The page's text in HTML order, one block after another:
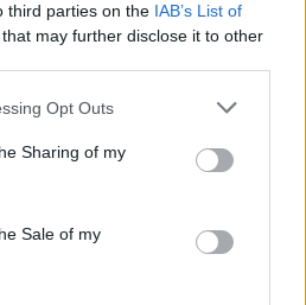
third parties on the IAB’s List of
that may further disclose it to other
Opt Outs
Sharing of my
Sale of my